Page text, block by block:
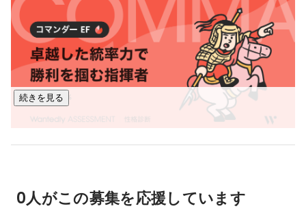
￣￣￣￣￣￣
・プログラミングスクール事業：COACHTECH
1,000時間の学習カリキュラムを提供し、実務で活躍できる人
材を育成するスクールです。
Webアプリケーション開発の案件を保証する選抜コミュニテ
ィを運営し、市場価値が高い人材の輩出に努めています。
・システム開発事業
Vue.js等、様々に対応しています。
続きを見る
0人がこの募集を応援しています